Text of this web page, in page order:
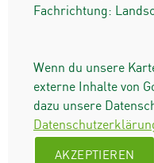
Fachrichtung:
Wenn du unsere
externe Inhalte von
dazu unsere
AKZEPTIEREN